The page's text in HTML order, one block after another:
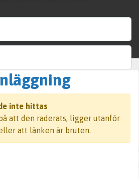
Sök
inte hittas
att den raderats, ligger utanför
att länken är bruten.